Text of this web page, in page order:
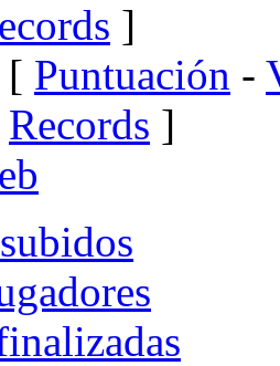
]
[ Puntuación -
Records ]